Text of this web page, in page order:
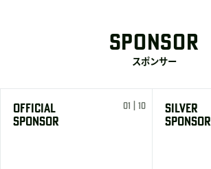
SPONSOR
スポンサー
OFFICIAL
SPONSOR
01 | 10
SILVER
SPONSOR